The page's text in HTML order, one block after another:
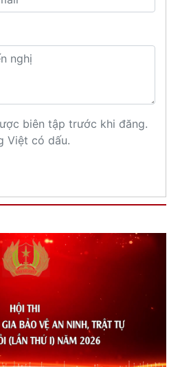
biên tập trước khi đăng.
Việt có dấu.